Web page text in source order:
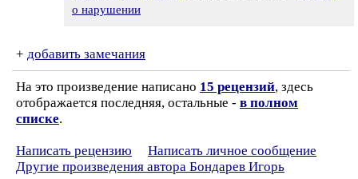
о нарушении
+ добавить замечания
На это произведение написано 15 рецензий, здесь
отображается последняя, остальные - в полном
списке.
Написать рецензию
Написать личное сообщение
Другие произведения автора Бондарев Игорь